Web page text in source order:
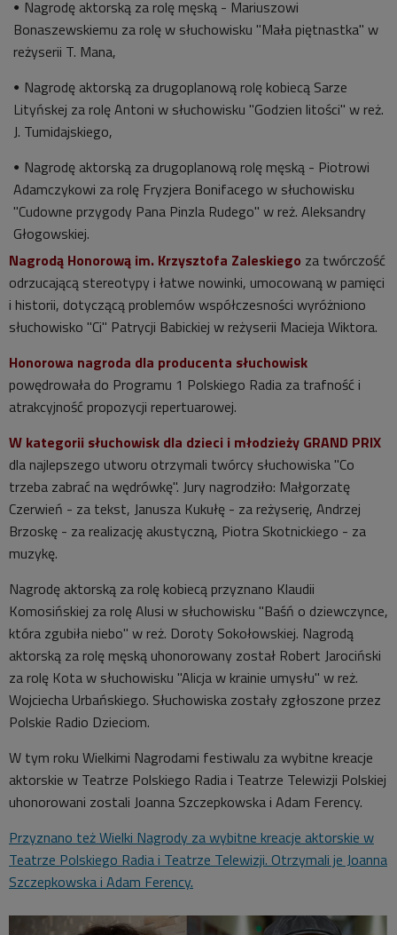
Nagrodę aktorską za rolę męską - Mariuszowi
Bonaszewskiemu za rolę w słuchowisku "Mała piętnastka" w
reżyserii T. Mana,
Nagrodę aktorską za drugoplanową rolę kobiecą Sarze
Lityńskej za rolę Antoni w słuchowisku "Godzien litości" w reż.
J. Tumidajskiego,
Nagrodę aktorską za drugoplanową rolę męską - Piotrowi
Adamczykowi za rolę Fryzjera Bonifacego w słuchowisku
"Cudowne przygody Pana Pinzla Rudego" w reż. Aleksandry
Głogowskiej.
Nagrodą Honorową im. Krzysztofa Zaleskiego za twórczość
odrzucającą stereotypy i łatwe nowinki, umocowaną w pamięci
i historii, dotyczącą problemów współczesności wyróżniono
słuchowisko "Ci" Patrycji Babickiej w reżyserii Macieja Wiktora.
Honorowa nagroda dla producenta słuchowisk
powędrowała do Programu 1 Polskiego Radia za trafność i
atrakcyjność propozycji repertuarowej.
W kategorii słuchowisk dla dzieci i młodzieży GRAND PRIX
dla najlepszego utworu otrzymali twórcy słuchowiska "Co
trzeba zabrać na wędrówkę". Jury nagrodziło: Małgorzatę
Czerwień - za tekst, Janusza Kukułę - za reżyserię, Andrzej
Brzoskę - za realizację akustyczną, Piotra Skotnickiego - za
muzykę.
Nagrodę aktorską za rolę kobiecą przyznano Klaudii
Komosińskiej za rolę Alusi w słuchowisku "Baśń o dziewczynce,
która zgubiła niebo" w reż. Doroty Sokołowskiej. Nagrodą
aktorską za rolę męską uhonorowany został Robert Jarociński
za rolę Kota w słuchowisku "Alicja w krainie umysłu" w reż.
Wojciecha Urbańskiego. Słuchowiska zostały zgłoszone przez
Polskie Radio Dzieciom.
W tym roku Wielkimi Nagrodami festiwalu za wybitne kreacje
aktorskie w Teatrze Polskiego Radia i Teatrze Telewizji Polskiej
uhonorowani zostali Joanna Szczepkowska i Adam Ferency.
Przyznano też Wielki Nagrody za wybitne kreacje aktorskie w
Teatrze Polskiego Radia i Teatrze Telewizji. Otrzymali je Joanna
Szczepkowska i Adam Ferency.